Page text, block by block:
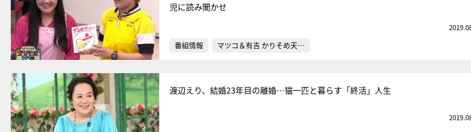
児に読み聞かせ
番組情報 マツコ＆有吉 かりそめ天…
渡辺えり、結婚23年目の離婚…猫一匹と暮らす「終活」人生